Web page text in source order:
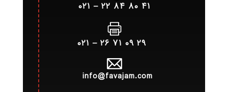
۴۱ ۸۰ ۸۴ ۲۲ – ۰۲۱
۲۹ ۰۹ ۷۱ ۲۶ – ۰۲۱
info@favajam.com